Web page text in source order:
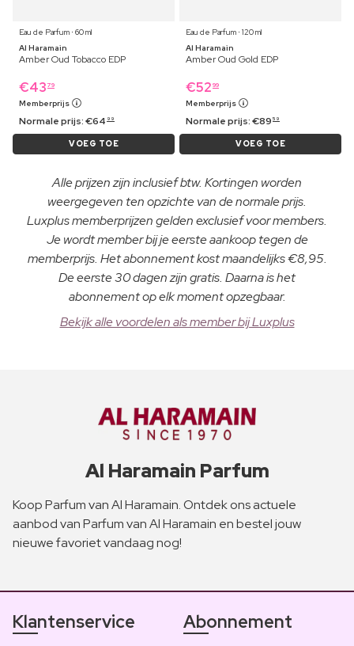
Eau de Parfum ⋅ 60 ml
Al Haramain
Amber Oud Tobacco EDP
€43 79
Memberprijs
Normale prijs:€64 99
VOEG TOE
Eau de Parfum ⋅ 120 ml
Al Haramain
Amber Oud Gold EDP
€52 99
Memberprijs
Normale prijs:€89 59
VOEG TOE
Alle prijzen zijn inclusief btw. Kortingen worden
weergegeven ten opzichte van de normale prijs.
Luxplus memberprijzen gelden exclusief voor members.
Je wordt member bij je eerste aankoop tegen de
memberprijs. Het abonnement kost maandelijks €8,95.
De eerste 30 dagen zijn gratis. Daarna is het
abonnement op elk moment opzegbaar.
Bekijk alle voordelen als member bij Luxplus
Al Haramain Parfum
Koop Parfum van Al Haramain. Ontdek ons actuele
aanbod van Parfum van Al Haramain en bestel jouw
nieuwe favoriet vandaag nog!
Klantenservice Abonnement